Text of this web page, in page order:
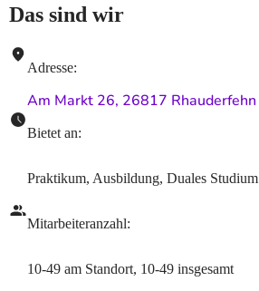
Das sind wir
Adresse:
Am Markt 26, 26817 Rhauderfehn
Bietet an:
Praktikum, Ausbildung, Duales Studium
Mitarbeiteranzahl:
10-49 am Standort, 10-49 insgesamt